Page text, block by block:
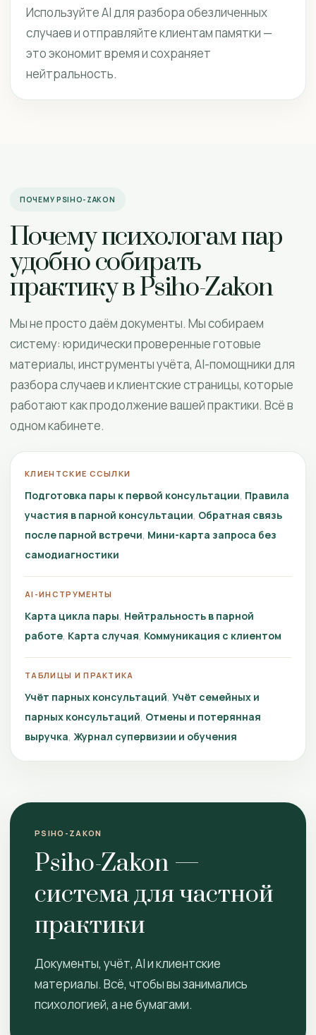
Используйте AI для разбора обезличенных
случаев и отправляйте клиентам памятки —
это экономит время и сохраняет
нейтральность.
ПОЧЕМУ PSIHO-ZAKON
Почему психологам пар
удобно собирать
практику в Psiho-Zakon
Мы не просто даём документы. Мы собираем
систему: юридически проверенные готовые
материалы, инструменты учёта, AI-помощники для
разбора случаев и клиентские страницы, которые
работают как продолжение вашей практики. Всё в
одном кабинете.
КЛИЕНТСКИЕ ССЫЛКИ
Подготовка пары к первой консультации Правила
участия в парной консультации Обратная связь
после парной встречи Мини-карта запроса без
самодиагностики
AI-ИНСТРУМЕНТЫ
Карта цикла пары Нейтральность в парной
работе Карта случая Коммуникация с клиентом
ТАБЛИЦЫ И ПРАКТИКА
Учёт парных консультаций Учёт семейных и
парных консультаций Отмены и потерянная
выручка Журнал супервизии и обучения
PSIHO-ZAKON
Psiho-Zakon —
система для частной
практики
Документы, учёт, AI и клиентские
материалы. Всё, чтобы вы занимались
психологией, а не бумагами.